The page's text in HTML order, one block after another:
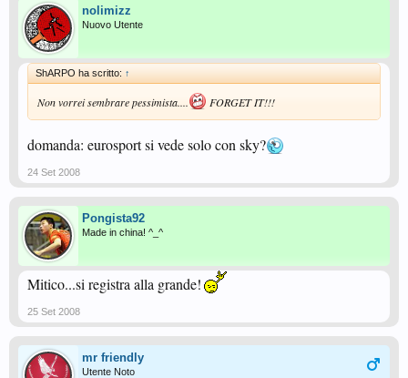
nolimizz
Nuovo Utente
ShARPO ha scritto: ↑
Non vorrei sembrare pessimista.... FORGET IT!!!
domanda: eurosport si vede solo con sky?
24 Set 2008
Pongista92
Made in china! ^_^
Mitico...si registra alla grande!
25 Set 2008
mr friendly
Utente Noto